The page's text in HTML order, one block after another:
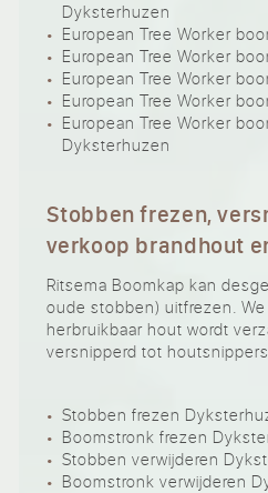
Dyksterhuzen
European Tree Worker
European Tree Worker
European Tree Worker
European Tree Worker
European Tree Worker
Dyksterhuzen
Stobben frezen,
verkoop brandhout
Ritsema Boomkap kan
oude stobben) uitfrezen.
herbruikbaar hout wordt
versnipperd tot houtsnippers.
Stobben frezen
Boomstronk frezen
Stobben verwijderen
Boomstronk verwijderen